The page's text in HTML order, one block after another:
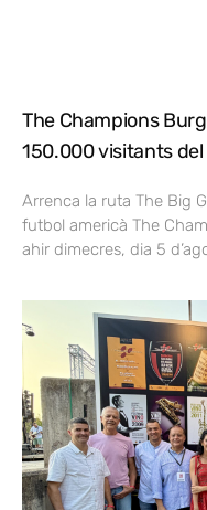
The Champions
150.000 visitants
Arrenca la ruta The Big
futbol americà The
ahir dimecres, dia 5